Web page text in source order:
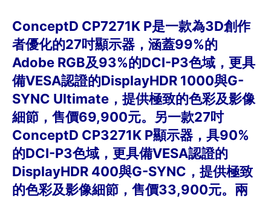
ConceptD CP7271K P是一款為3D創作
者優化的27吋顯示器，涵蓋99%的
Adobe RGB及93%的DCI-P3色域，更具
備VESA認證的DisplayHDR 1000與G-
SYNC Ultimate，提供極致的色彩及影像
細節，售價69,900元。另一款27吋
ConceptD CP3271K P顯示器，具90%
的DCI-P3色域，更具備VESA認證的
DisplayHDR 400與G-SYNC，提供極致
的色彩及影像細節，售價33,900元。兩